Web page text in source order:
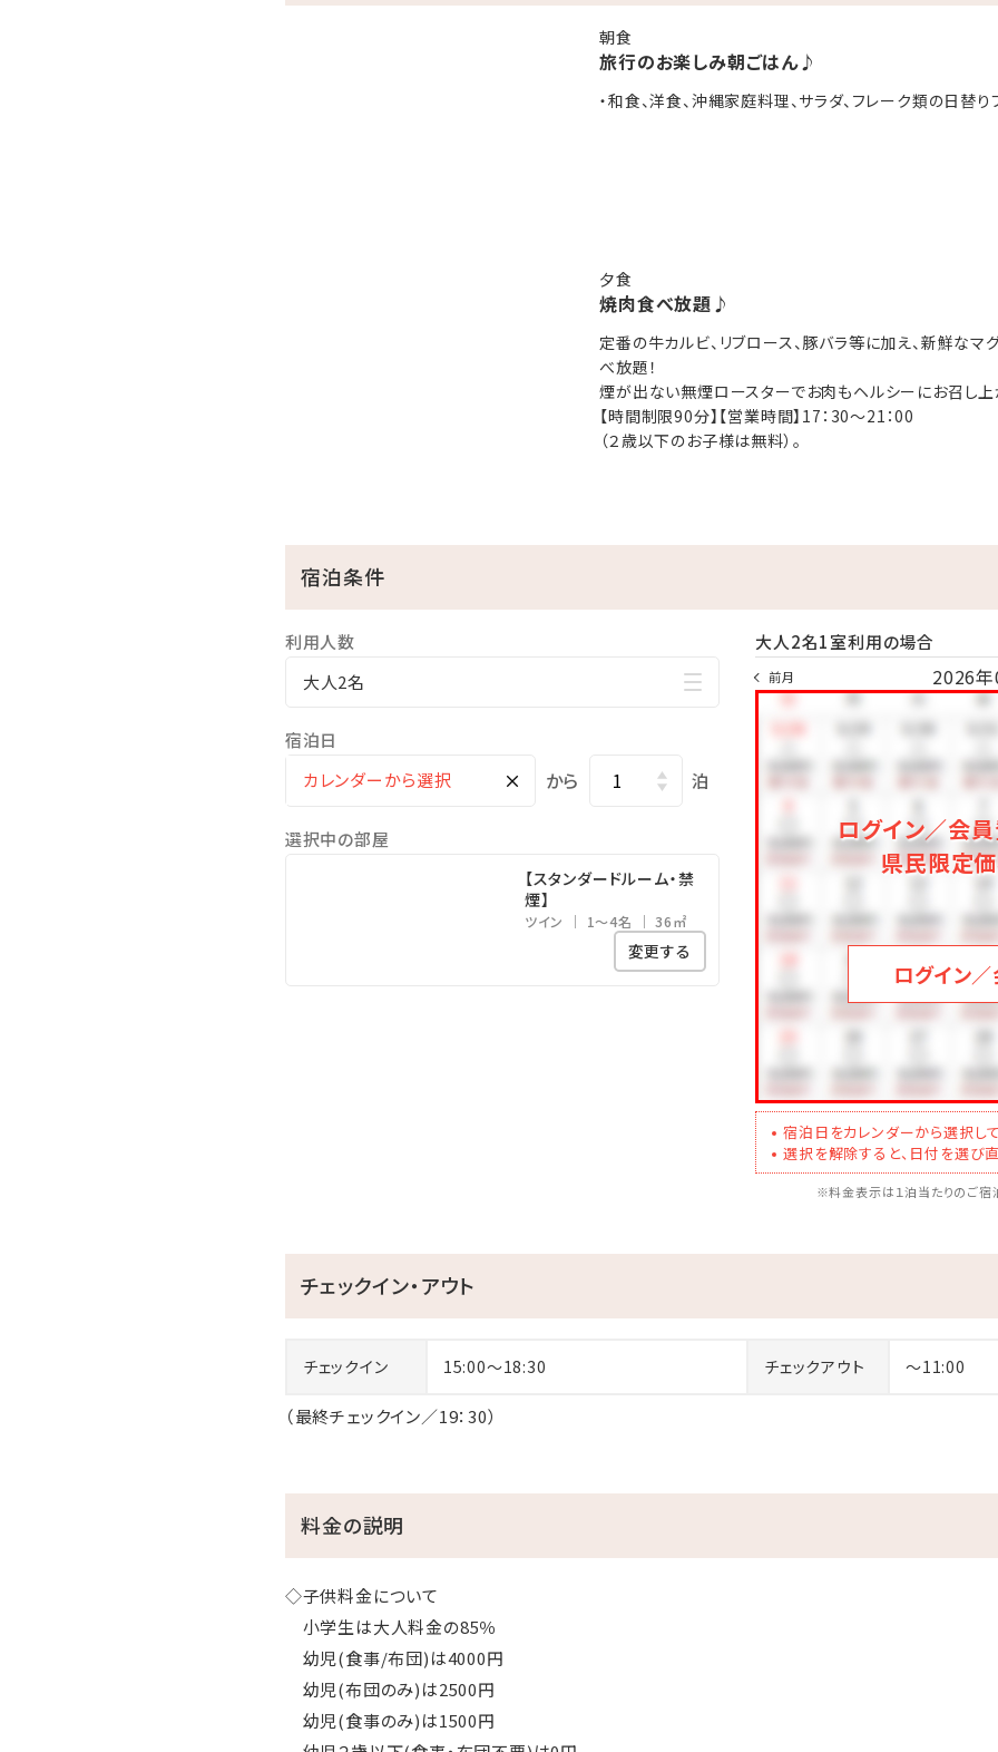
塩湯かつ炭酸水素を含んだ弱アルカリ性の通称「美人の湯」の温泉です。
冷え性・肩凝りや血行障害の改善、筋肉疲労の緩和など、幅広い効果が期待できます。
★沖縄本島東海岸”海中道路”を渡り３番目の小さな島「伊計島」に佇むホテル！
■屋内施設※下記の施設が無料でご利用いただけます。
・テニスコート（２面）
・車椅子貸出
・ベビーカー、ベビーベッド貸出(1日～3日 ￥1,080）
※レンタル備品は数に限りがございます（要事前予約）
朝食
旅行のお楽しみ朝ごはん♪
・和食、洋食、沖縄家庭料理、サラダ、フレーク類の日替り
夕食
焼肉食べ放題♪
定番の牛カルビ、リブロース、豚バラ等に加え、新鮮な
べ放題！
煙が出ない無煙ロースターでお肉もヘルシーにお召し
【時間制限90分】【営業時間】17：30～21：00
（２歳以下のお子様は無料）。
宿泊条件
利用人数
大人2名
宿泊日
× から 泊
選択中の部屋
【スタンダードルーム・禁
煙】
ツイン 1～4名 36㎡
変更する
大人2名1室利用の場合
前月 2026
ログイン／会員
県民限定
ログイン
宿泊日をカレンダーから選択し
選択を解除すると、日付を選び直
※料金表示は１泊当たりのご宿
チェックイン・アウト
チェックイン 15:00～18:30 チェックアウト ～11:00
（最終チェックイン／19：30）
料金の説明
◇子供料金について
小学生は大人料金の85％
幼児(食事/布団)は4000円
幼児(布団のみ)は2500円
幼児(食事のみ)は1500円